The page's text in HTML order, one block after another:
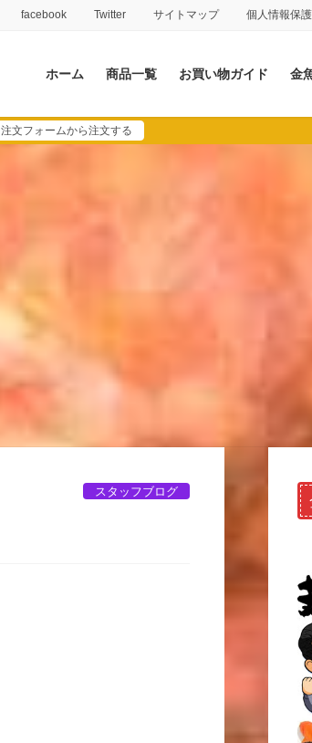
facebook Twitter サイトマップ 個人情報保
ホーム 商品一覧 お買い物ガイド 金
注文フォームから注文する
スタッフブログ